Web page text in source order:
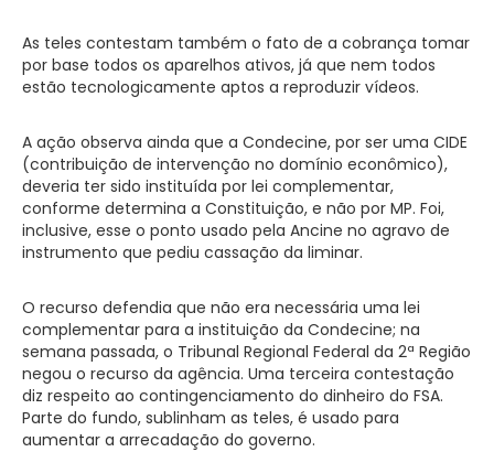
As teles contestam também o fato de a cobrança tomar
por base todos os aparelhos ativos, já que nem todos
estão tecnologicamente aptos a reproduzir vídeos.
A ação observa ainda que a Condecine, por ser uma CIDE
(contribuição de intervenção no domínio econômico),
deveria ter sido instituída por lei complementar,
conforme determina a Constituição, e não por MP. Foi,
inclusive, esse o ponto usado pela Ancine no agravo de
instrumento que pediu cassação da liminar.
O recurso defendia que não era necessária uma lei
complementar para a instituição da Condecine; na
semana passada, o Tribunal Regional Federal da 2ª Região
negou o recurso da agência. Uma terceira contestação
diz respeito ao contingenciamento do dinheiro do FSA.
Parte do fundo, sublinham as teles, é usado para
aumentar a arrecadação do governo.